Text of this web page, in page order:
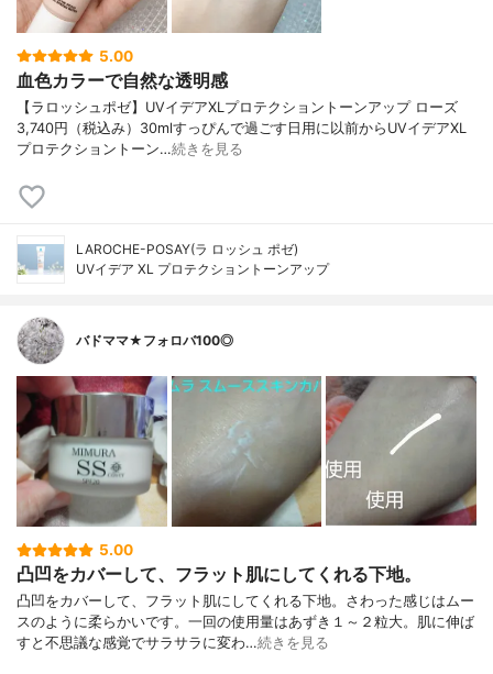
5.00
血色カラーで自然な透明感
【ラロッシュポゼ】UVイデアXLプロテクショントーンアップ ローズ
3,740円（税込み）30mlすっぴんで過ごす日用に以前からUVイデアXL
プロテクショントーン…続きを見る
LAROCHE-POSAY(ラ ロッシュ ポゼ)
UVイデア XL プロテクショントーンアップ
バドママ★フォロバ100◎
5.00
凸凹をカバーして、フラット肌にしてくれる下地。
凸凹をカバーして、フラット肌にしてくれる下地。さわった感じはムー
スのように柔らかいです。一回の使用量はあずき１～２粒大。肌に伸ば
すと不思議な感覚でサラサラに変わ…続きを見る